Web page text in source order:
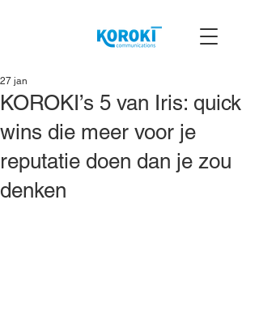
KOROKI’s 5 van Iris: quick
wins die meer voor je
reputatie doen dan je zou
denken
27 jan